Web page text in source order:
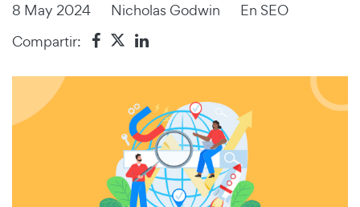
8 May 2024 Nicholas Godwin En SEO
Compartir: